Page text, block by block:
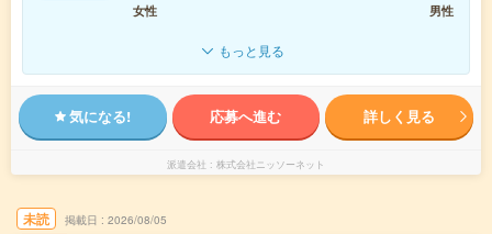
女性
男性
もっと見る
気になる! 応募へ進む 詳しく見る
派遣会社 株式会社ニッソーネット
未読 掲載日 2026/08/05